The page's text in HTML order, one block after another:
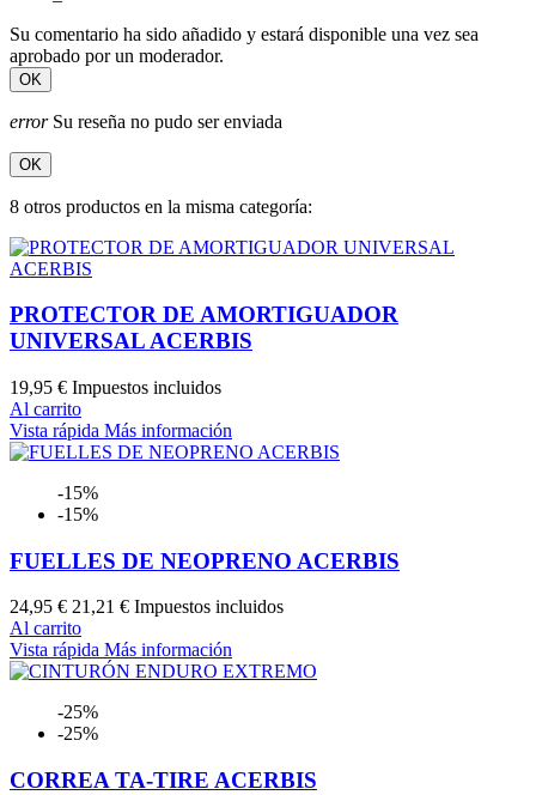
Su comentario ha sido añadido y estará disponible una vez sea
aprobado por un moderador.
OK
errorSu reseña no pudo ser enviada
OK
8 otros productos en la misma categoría:
PROTECTOR DE AMORTIGUADOR
UNIVERSAL ACERBIS
19,95 € Impuestos incluidos
Al carrito
Vista rápida Más información
-15%
-15%
FUELLES DE NEOPRENO ACERBIS
24,95 € 21,21 € Impuestos incluidos
Al carrito
Vista rápida Más información
-25%
-25%
CORREA TA-TIRE ACERBIS